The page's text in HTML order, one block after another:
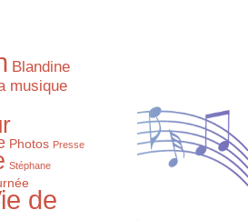
Blandine
musique
Photos Presse
Stéphane
de